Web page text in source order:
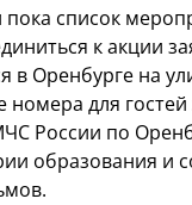
список
к акции
Оренбурге на
номера для
России по
образования